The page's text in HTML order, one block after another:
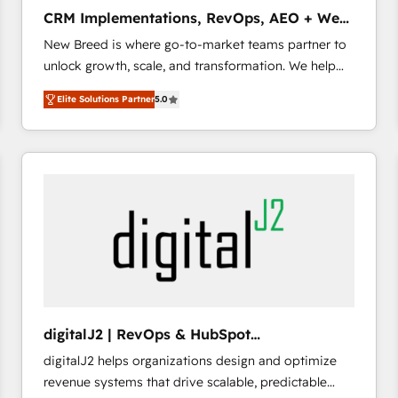
2️⃣ AIエージェント組織構築 営業・マーケティング業務
の一部をAIが自律実行する組織への移行を設計・実装。
Breeze・Claude等をHubSpotと連携させ、役割定義・
運用ルール・成果指標まで含めて設計します。 3️⃣ 全社
DX × AI推進のPMO伴走支援 複数部門をまたぐDX×AI変
革を、構想から実装・定着までPMOとして主導。「設
定の代行ではなく、設計の責任」を引き受け、部門横断
計・構築：リード獲得・CVR・SEOを前提にした情報設
計・導線設計・テンプレート設計をContent Hubで一体
提供。 ▸ 既存CRM・MAからの移行支援：Salesforce・
Marketo・Pardot等からの移行、カスタム設計、履歴
データ移行と活用設計まで。 ▸ AEO対応：ChatGPT・
ンツとサイト構造を最適化。 🏆 なぜ100incを選ぶの
か？ ✓ HubSpot Eliteパートナー認定 ✓ HubSpotアワ
ード受賞・HUGリーダー ✓ ISO27001:2022 /
ISO9001:2015 取得 ✓ 400社以上の導入実績 ✓
CRM Implementations, RevOps, AEO + Web,
Demand Gen
New Breed is where go-to-market teams partner to
unlock growth, scale, and transformation. We help
companies activate HubSpot’s AI-powered
customer platform and operationalize HubSpot’s
Loop Marketing framework through expert-led
services, smart agents, and purpose-built apps,
buyer journey for clean data, scalability, & reporting.
🎯Demand Gen & ABM: Drive pipeline with inbound,
ABM, AEO, SEO, & paid media. 👩‍💻Web Design:
Build high-performing websites with UX, messaging,
AI, & maximize AEO with tailored AI services. 🧩
Integrations: Extend HubSpot with custom
integrations, hosting, & maintenance.
Elite Solutions Partner5.0
digitalJ2 | RevOps & HubSpot
Implementations
digitalJ2 helps organizations design and optimize
revenue systems that drive scalable, predictable